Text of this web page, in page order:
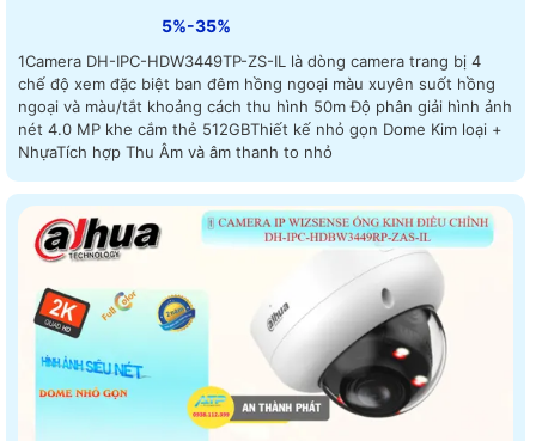
5%-35%
1Camera DH-IPC-HDW3449TP-ZS-IL là dòng camera trang bị 4
chế độ xem đặc biệt ban đêm hồng ngoại màu xuyên suốt hồng
ngoại và màu/tắt khoảng cách thu hình 50m Độ phân giải hình ảnh
nét 4.0 MP khe cắm thẻ 512GBThiết kế nhỏ gọn Dome Kim loại +
NhựaTích hợp Thu Âm và âm thanh to nhỏ